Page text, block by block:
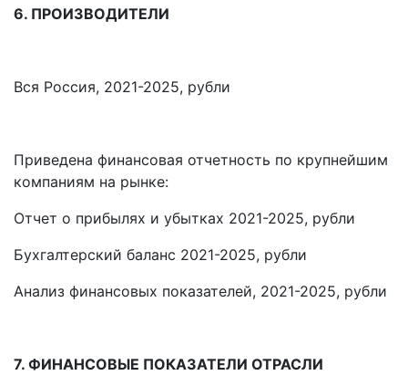
6. ПРОИЗВОДИТЕЛИ
Вся Россия, 2021-2025, рубли
Приведена финансовая отчетность по крупнейшим
компаниям на рынке:
Отчет о прибылях и убытках 2021-2025, рубли
Бухгалтерский баланс 2021-2025, рубли
Анализ финансовых показателей, 2021-2025, рубли
7. ФИНАНСОВЫЕ ПОКАЗАТЕЛИ ОТРАСЛИ